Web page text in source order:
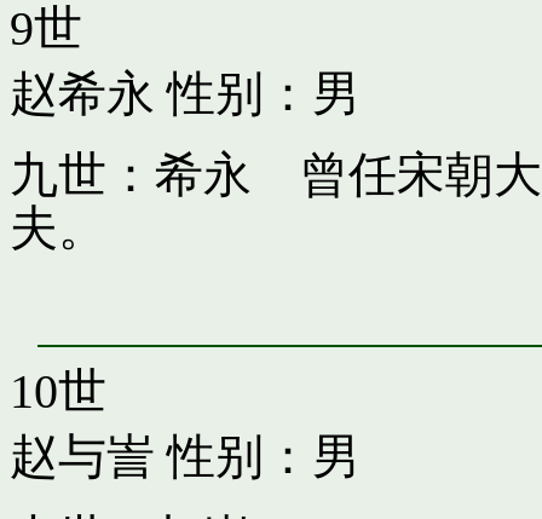
9世
赵希永 性别：男
九世：希永 曾任宋朝
夫。
10世
赵与訔 性别：男